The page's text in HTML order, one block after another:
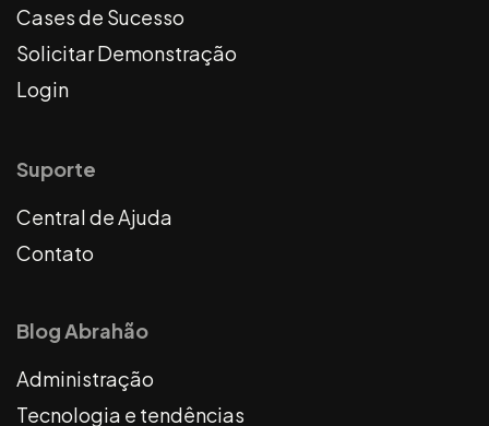
Cases de Sucesso
Solicitar Demonstração
Login
Suporte
Central de Ajuda
Contato
Blog Abrahão
Administração
Tecnologia e tendências